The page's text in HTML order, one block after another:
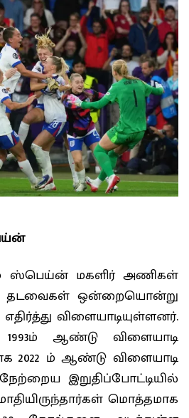
ஸ்பெய்ன் மகளிர் அணிகள்
தடவைகள் ஒன்றையொன்று
விளையாடியுள்ளனர்.
ஆண்டு விளையாடி
2022 ம் ஆண்டு விளையாடி
இறுதிப்போட்டியில்
மொத்தமாக